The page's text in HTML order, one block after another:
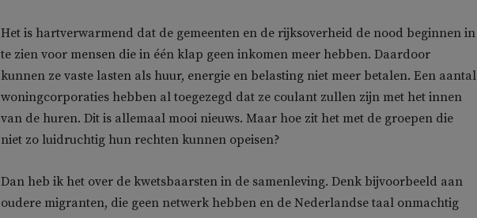
Het is hartverwarmend dat de gemeenten en de rijksoverheid de nood beginnen in
te zien voor mensen die in één klap geen inkomen meer hebben. Daardoor
kunnen ze vaste lasten als huur, energie en belasting niet meer betalen. Een aantal
woningcorporaties hebben al toegezegd dat ze coulant zullen zijn met het innen
van de huren. Dit is allemaal mooi nieuws. Maar hoe zit het met de groepen die
niet zo luidruchtig hun rechten kunnen opeisen?
Dan heb ik het over de kwetsbaarsten in de samenleving. Denk bijvoorbeeld aan
oudere migranten, die geen netwerk hebben en de Nederlandse taal onmachtig